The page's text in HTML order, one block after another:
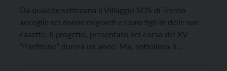
Da qualche settimana il Villaggio SOS di Trento
accoglie sei donne migranti e i loro figli in delle sue
casette. Il progetto, presentato nel corso del XV
“Partitone” durerà un anno. Ma, sottolinea il